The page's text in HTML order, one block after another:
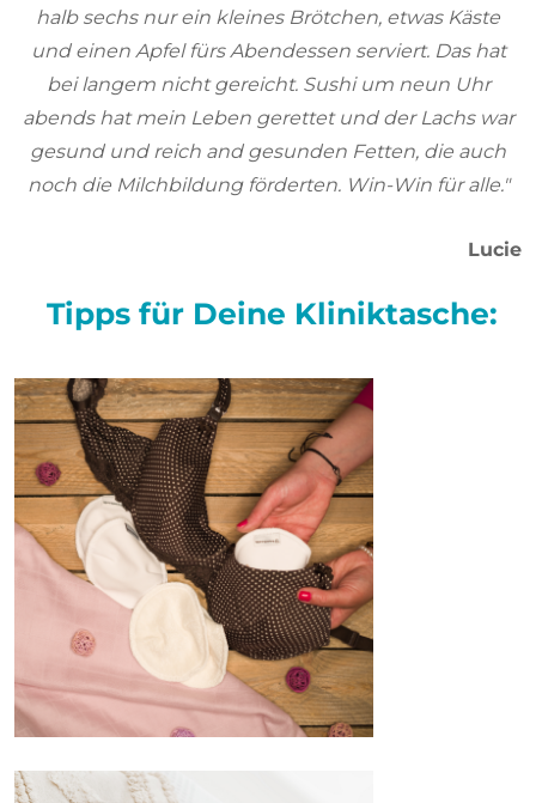
halb sechs nur ein kleines Brötchen, etwas Käste
und einen Apfel fürs Abendessen serviert. Das hat
bei langem nicht gereicht. Sushi um neun Uhr
abends hat mein Leben gerettet und der Lachs war
gesund und reich and gesunden Fetten, die auch
noch die Milchbildung förderten. Win-Win für alle."
Lucie
Tipps für Deine Kliniktasche: